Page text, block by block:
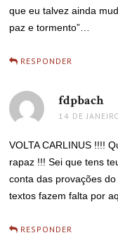
que eu talvez ainda
paz e tormento”…
RESPONDER
fdpbach
14 DE
VOLTA CARLINUS !!!!
rapaz !!! Sei que tens
conta das provações
textos fazem falta por
RESPONDER